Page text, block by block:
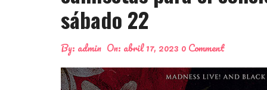
sábado 22
By: admin On: abril 17, 2023 0 Comment